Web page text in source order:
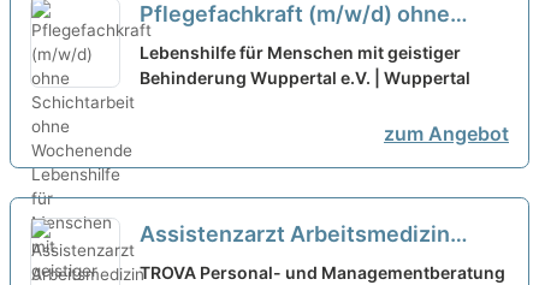
Pflegefachkraft (m/w/d) ohne
Schichtarbeit ohne Wochenende
neu
Lebenshilfe für Menschen mit geistiger
Behinderung Wuppertal e.V. | Wuppertal
zum Angebot
Assistenzarzt Arbeitsmedizin
(m/w/d) Wuppertal - Keine Nacht-
TROVA Personal- und Managementberatung